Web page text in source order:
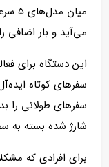
می‌آید و بار اضافی
این دستگاه برای
سفرهای کوتاه
سفرهای طولانی را
شارژ شده بسته به سطح استفاده
برای افرادی که